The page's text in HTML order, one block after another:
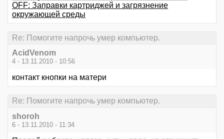
OFF: Заправки картриджей и загрязнение
окружающей среды
Re: Помогите напрочь умер компьютер.
AcidVenom
4 - 13.11.2010 - 10:56
контакт кнопки на матери
Re: Помогите напрочь умер компьютер.
shoroh
6 - 13.11.2010 - 11:34